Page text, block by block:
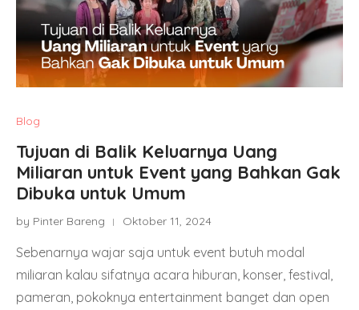
Blog
Tujuan di Balik Keluarnya Uang
Miliaran untuk Event yang Bahkan Gak
Dibuka untuk Umum
by Pinter Bareng Oktober 11, 2024
Sebenarnya wajar saja untuk event butuh modal
miliaran kalau sifatnya acara hiburan, konser, festival,
pameran, pokoknya entertainment banget dan open